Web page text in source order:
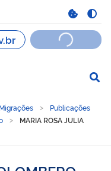
Publicações
MARIA ROSA JULIA